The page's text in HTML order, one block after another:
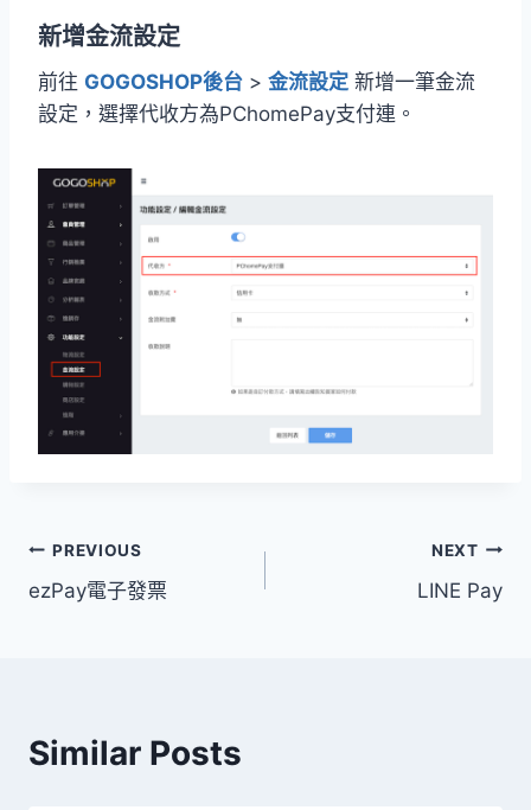
新增金流設定
前往 GOGOSHOP後台 > 金流設定 新增一筆金流
設定，選擇代收方為PChomePay支付連。
文
章
PREVIOUS
ezPay電子發票
NEXT
LINE Pay
Similar Posts